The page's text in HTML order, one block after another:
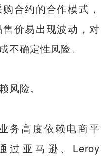
合约的合作模式，
价易出现波动，对
不确定性风险。
风险。
务高度依赖电商平
过亚马逊、Leroy